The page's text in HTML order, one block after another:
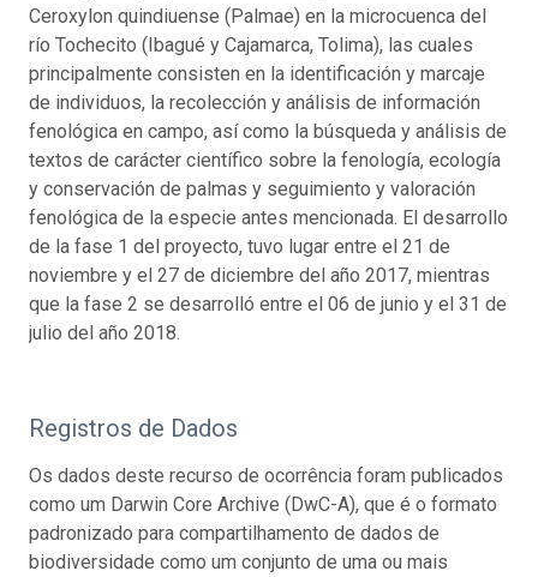
Ceroxylon quindiuense (Palmae) en la microcuenca del
río Tochecito (Ibagué y Cajamarca, Tolima), las cuales
principalmente consisten en la identificación y marcaje
de individuos, la recolección y análisis de información
fenológica en campo, así como la búsqueda y análisis de
textos de carácter científico sobre la fenología, ecología
y conservación de palmas y seguimiento y valoración
fenológica de la especie antes mencionada. El desarrollo
de la fase 1 del proyecto, tuvo lugar entre el 21 de
noviembre y el 27 de diciembre del año 2017, mientras
que la fase 2 se desarrolló entre el 06 de junio y el 31 de
julio del año 2018.
Registros de Dados
Os dados deste recurso de ocorrência foram publicados
como um Darwin Core Archive (DwC-A), que é o formato
padronizado para compartilhamento de dados de
biodiversidade como um conjunto de uma ou mais